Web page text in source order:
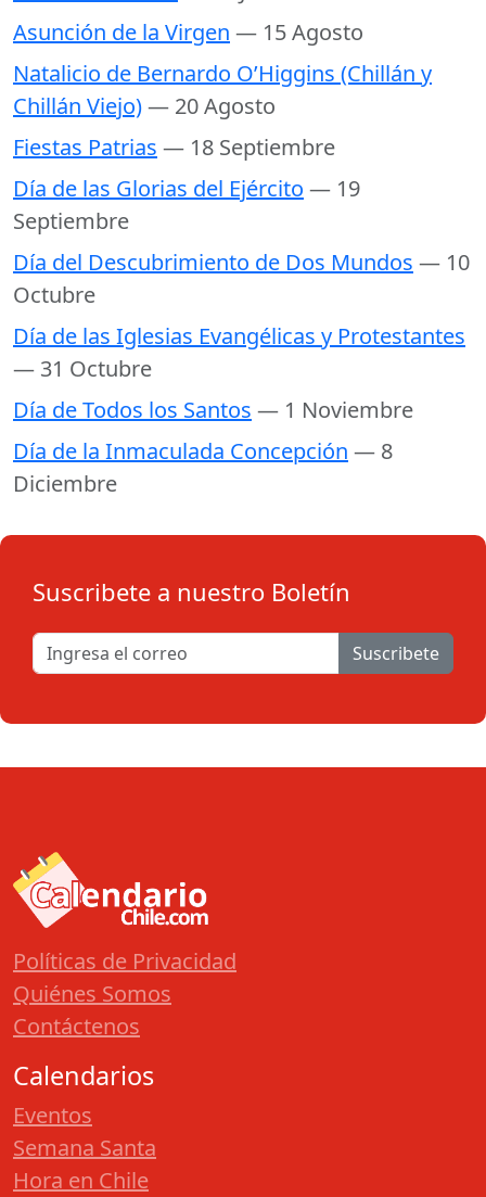
Asunción de la Virgen — 15 Agosto
Natalicio de Bernardo O’Higgins (Chillán y
Chillán Viejo)— 20 Agosto
Fiestas Patrias — 18 Septiembre
Día de las Glorias del Ejército — 19
Septiembre
Día del Descubrimiento de Dos Mundos — 10
Octubre
Día de las Iglesias Evangélicas y Protestantes
— 31 Octubre
Día de Todos los Santos — 1 Noviembre
Día de la Inmaculada Concepción — 8
Diciembre
Suscribete a nuestro Boletín
Suscribete
Políticas de Privacidad
Quiénes Somos
Contáctenos
Calendarios
Eventos
Semana Santa
Hora en Chile